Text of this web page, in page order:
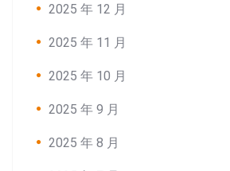
2025 年 12 月
2025 年 11 月
2025 年 10 月
2025 年 9 月
2025 年 8 月